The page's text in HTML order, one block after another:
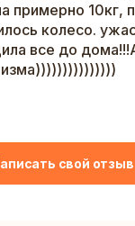
примерно
колесо.
все до
свой отзыв